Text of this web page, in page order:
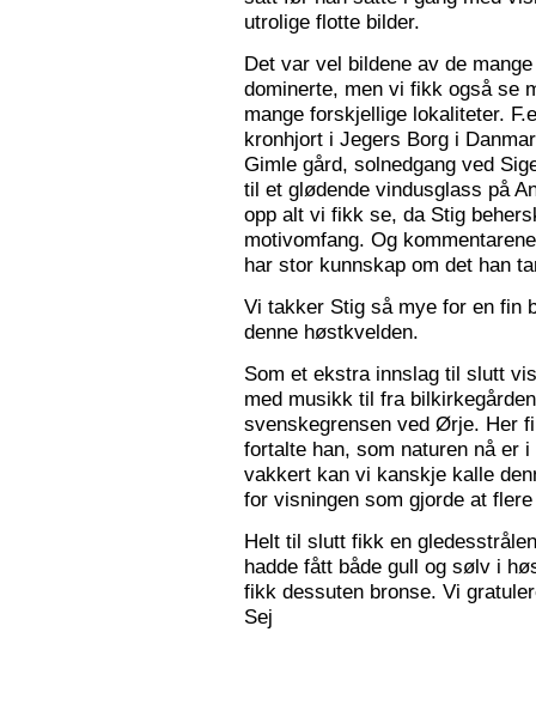
utrolige flotte bilder.
Det var vel bildene av de
dominerte, men vi fikk også se
mange forskjellige lokaliteter.
kronhjort i Jegers Borg i
Gimle gård, solnedgang ved
til et glødende vindusglass på
opp alt vi fikk se, da Stig
motivomfang. Og
har stor kunnskap om det han
Vi takker Stig så mye for en fin
denne høstkvelden.
Som et ekstra innslag til slutt
med musikk til fra
svenskegrensen ved Ørje. Her
fortalte han, som naturen nå er
vakkert kan vi kanskje kalle
for visningen som gjorde at
Helt til slutt fikk en
hadde fått både gull og sølv i
fikk dessuten bronse. Vi
Sej